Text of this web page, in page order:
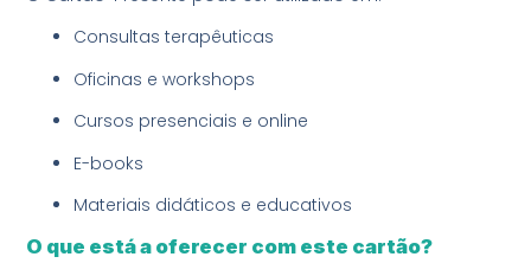
Consultas terapêuticas
Oficinas e workshops
Cursos presenciais e online
E-books
Materiais didáticos e educativos
O que está a oferecer com este cartão?